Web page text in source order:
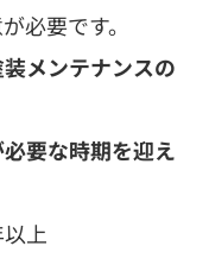
必要です。
メンテナンスの
要な時期を迎え
上